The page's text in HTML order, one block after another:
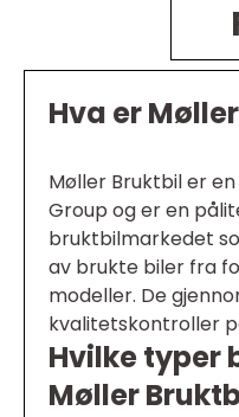
Hva er
Møller Bruktbil er
Group og er en
bruktbilmarkedet
av brukte biler fra
modeller. De
kvalitetskontroller
Hvilke typer
Møller